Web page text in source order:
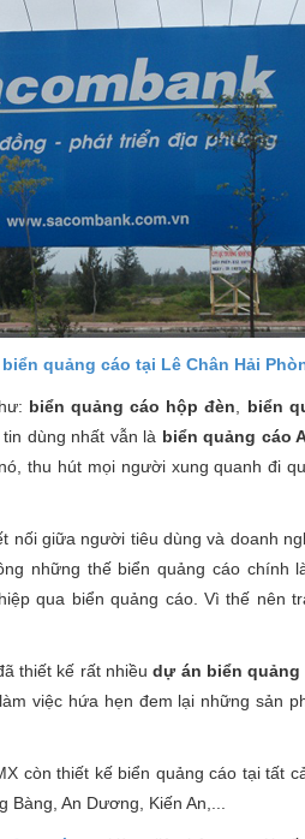
quảng cáo tại Lê Chân Hải
biển quảng cáo hộp đèn biển
dùng nhất vẫn là biển quảng cáo
thu hút mọi người xung quanh đi
nối giữa người tiêu dùng và doanh
những thế biển quảng cáo chính
qua biển quảng cáo. Vì thế nên
thiết kế rất nhiềudự án biển quảng
việc hứa hẹn đem lại những sản
còn thiết kế biển quảng cáo tại tất
An Dương, Kiến An,...